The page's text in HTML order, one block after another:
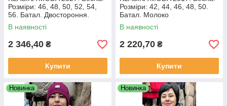
Розміри: 46, 48, 50, 52, 54,
56. Батал. Двостороння.
Чорний
В наявності
2 346,40 ₴
Купити
Розміри: 42, 44, 46, 48, 50.
Батал. Молоко
В наявності
2 220,70 ₴
Купити
Новинка Новинка